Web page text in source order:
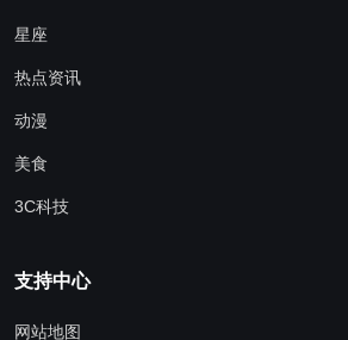
星座
热点资讯
动漫
美食
3C科技
支持中心
网站地图